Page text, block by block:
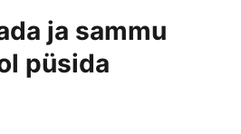
ja sammu
püsida